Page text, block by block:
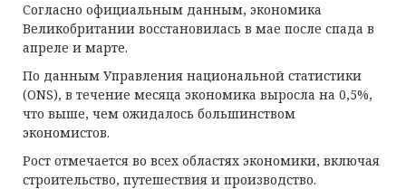
Согласно официальным данным, экономика
Великобритании восстановилась в мае после спада в
апреле и марте.
По данным Управления национальной статистики
(ONS), в течение месяца экономика выросла на 0,5%,
что выше, чем ожидалось большинством
экономистов.
Рост отмечается во всех областях экономики, включая
строительство, путешествия и производство.